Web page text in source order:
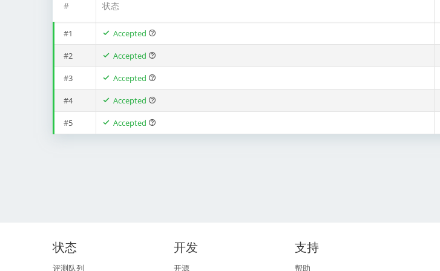
# 状态
#1 Accepted
#2 Accepted
#3 Accepted
#4 Accepted
#5 Accepted
状态
评测队列
开发
开源
支持
帮助